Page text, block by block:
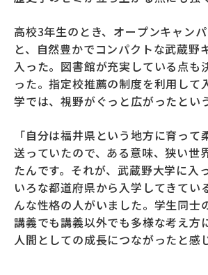
高校3年生のとき、オープンキャン
と、自然豊かでコンパクトな武蔵野
入った。図書館が充実している点も
った。指定校推薦の制度を利用して
学では、視野がぐっと広がったとい
「自分は福井県という地方に育って
送っていたので、ある意味、狭い世
たんです。それが、武蔵野大学に入
いろな都道府県から入学してきてい
んな性格の人がいました。学生同士
講義でも講義以外でも多様な考え方
人間としての成長につながったと感